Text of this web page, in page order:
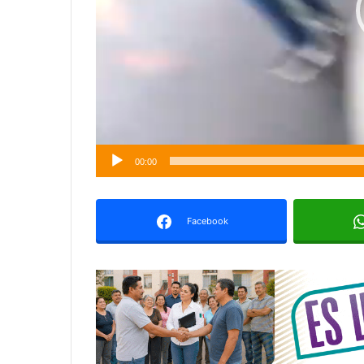
00:00
Facebook